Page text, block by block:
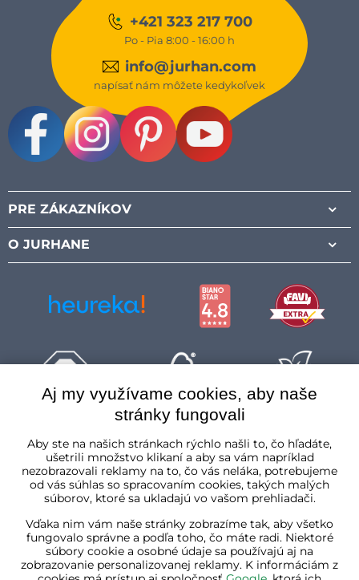
+421 323 217 700
Po - Pia 8:00 - 16:00 h
info@jurhan.com
napísať nám môžete kedykoľvek
PRE ZÁKAZNÍKOV
O JURHANE
Aj my využívame cookies, aby naše
stránky fungovali
Aby ste na našich stránkach rýchlo našli to, čo hľadáte,
ušetrili množstvo klikaní a aby sa vám napríklad
nezobrazovali reklamy na to, čo vás neláka, potrebujeme
od vás súhlas so spracovaním cookies, takých malých
súborov, ktoré sa ukladajú vo vašom prehliadači.
Vďaka nim vám naše stránky zobrazíme tak, aby všetko
fungovalo správne a podľa toho, čo máte radi. Niektoré
súbory cookie a osobné údaje sa používajú aj na
zobrazovanie personalizovanej reklamy. K informáciám z